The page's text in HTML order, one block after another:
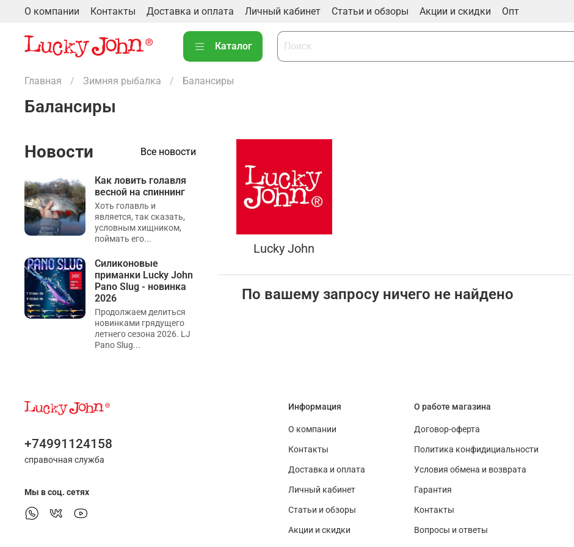
О компании Контакты Доставка и оплата Личный кабинет Статьи и обзоры Акции и скидки Опт
Каталог
Главная Зимняя рыбалка Балансиры
Балансиры
Lucky John
По вашему запросу ничего не найдено
Новости Все новости
Как ловить голавля
весной на спиннинг
Хоть голавль и
является, так сказать,
условным хищником,
поймать его...
Силиконовые
приманки Lucky John
Pano Slug - новинка
2026
Продолжаем делиться
новинками грядущего
летнего сезона 2026. LJ
Pano Slug...
Информация
О компании
Контакты
Доставка и оплата
Личный кабинет
Статьи и обзоры
Акции и скидки
О работе магазина
Договор-оферта
Политика конфидициальности
Условия обмена и возврата
Гарантия
Контакты
Вопросы и ответы
+74991124158
справочная служба
Мы в соц. сетях